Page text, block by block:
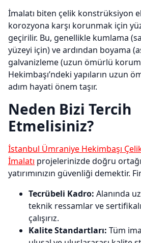
İmalatı biten çelik konstrüksiyon
korozyona karşı korunmak için
geçirilir. Bu, genellikle kumlama
yüzeyi için) ve ardından boyama
galvanizleme (uzun ömürlü
Hekimbaşı’ndeki yapıların uzun
adım hayati önem taşır.
Neden Bizi Tercih
Etmelisiniz?
İstanbul Ümraniye Hekimbaşı
İmalatı projelerinizde doğru
yatırımınızın güvenliği demektir.
Tecrübeli Kadro: Alanında
teknik ressamlar ve
çalışırız.
Kalite Standartları: Tüm